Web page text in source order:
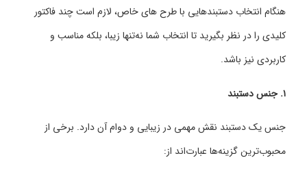
هنگام انتخاب دستبندهایی با طرح‌ های خاص، لازم است چند فاکتور
کلیدی را در نظر بگیرید تا انتخاب شما نه‌تنها زیبا، بلکه مناسب و
کاربردی نیز باشد.
۱. جنس دستبند
جنس یک دستبند نقش مهمی در زیبایی و دوام آن دارد. برخی از
محبوب‌ترین گزینه‌ها عبارت‌اند از: